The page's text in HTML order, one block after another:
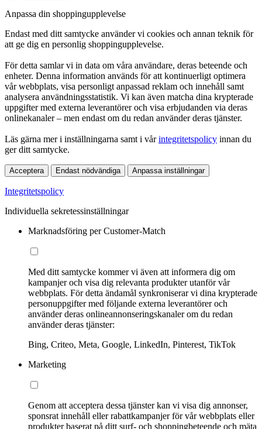
Anpassa din shoppingupplevelse
Endast med ditt samtycke använder vi cookies och annan teknik för
att ge dig en personlig shoppingupplevelse.
För detta samlar vi in data om våra användare, deras beteende och
enheter. Denna information används för att kontinuerligt optimera
vår webbplats, visa personligt anpassad reklam och innehåll samt
analysera användningsstatistik. Vi kan även matcha dina krypterade
uppgifter med externa leverantörer och visa erbjudanden via deras
onlinekanaler – men endast om du redan använder deras tjänster.
Läs gärna mer i inställningarna samt i vårintegritetspolicy innan du
ger ditt samtycke.
Acceptera Endast nödvändiga Anpassa inställningar
Integritetspolicy
Individuella sekretessinställningar
Marknadsföring per Customer-Match
Med ditt samtycke kommer vi även att informera dig om
kampanjer och visa dig relevanta produkter utanför vår
webbplats. För detta ändamål synkroniserar vi dina krypterade
personuppgifter med följande externa leverantörer och
använder deras onlineannonseringskanaler om du redan
använder deras tjänster:
Bing, Criteo, Meta, Google, LinkedIn, Pinterest, TikTok
Marketing
Genom att acceptera dessa tjänster kan vi visa dig annonser,
sponsrat innehåll eller rabattkampanjer för vår webbplats eller
produkter baserat på ditt surf- och shoppingbeteende och mäta